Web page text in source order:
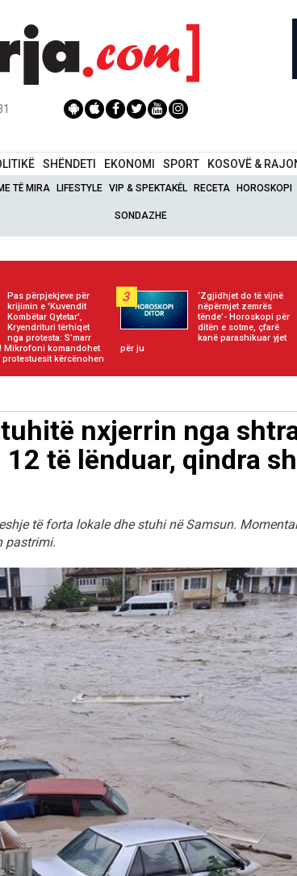
SHËNDETI EKONOMI SPORT KOSOVË &
TË MIRA LIFESTYLE VIP & SPEKTAKËL RECETA HOROSKOPI
SONDAZHE
Pas përpjekjeve për
krijimin e 'Kuvendit
Kombëtar Qytetar',
Kryendrituri tërhiqet
nga protesta: S’marr
Mikrofoni komandohet
kërcënohen
3
‘Zgjidhjet do të vijnë
nëpërmjet zemrës
tënde’- Horoskopi për
ditën e sotme, çfarë
kanë parashikuar yjet
për ju
nxjerrin nga
të lënduar, qindra
të forta lokale dhe stuhi në Samsun.
pastrimi.